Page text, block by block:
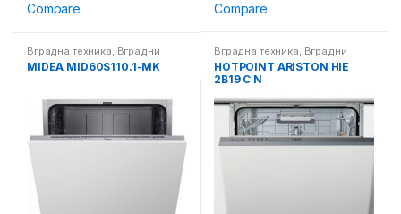
Compare Compare
Вградна техника Вградни
машини за миење садови
MIDEA MID60S110.1-MK
Вградна техника Вградни
машини за миење садови
HOTPOINT ARISTON HIE
2B19 C N